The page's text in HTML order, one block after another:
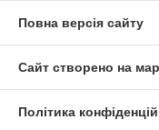
Повна версія сайту
Сайт створено на
Політика